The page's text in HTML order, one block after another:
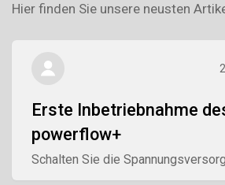
Hier finden Sie unsere neusten
Erste Inbetriebnahme
powerflow+
Schalten Sie die